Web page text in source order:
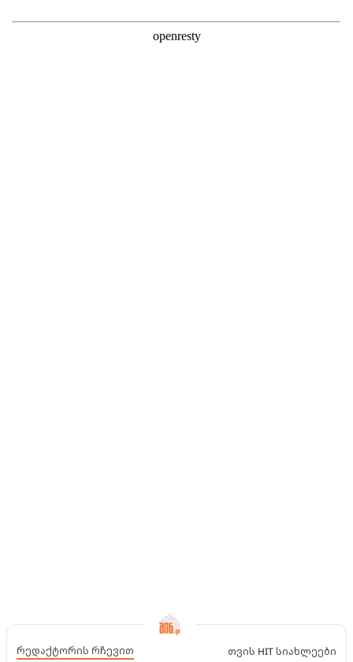
რედაქტორის რჩევით თვის HIT სიახლეები